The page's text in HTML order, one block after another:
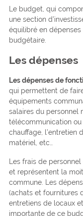
Le budget, qui
une section
équilibré en
budgétaire.
Les dépenses
Les dépenses de
qui permettent de
équipements
salaires du personnel
télécommunication ou
chauffage, l’entretien
matériel, etc…
Les frais de
et représentent la
commune. Les
(achats et fournitures
entretiens de locaux
importante de ce